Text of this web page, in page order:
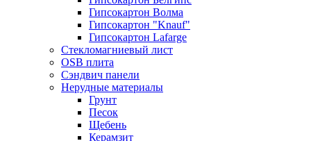
Гипсокартон Волма
Гипсокартон "Knauf"
Гипсокартон Lafarge
Стекломагниевый лист
OSB плита
Сэндвич панели
Нерудные материалы
Грунт
Песок
Щебень
Керамзит